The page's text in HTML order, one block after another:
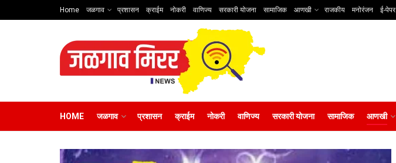
Home जळगाव प्रशासन क्राईम नोकरी वाणिज्य सरकारी योजना सामाजिक आणखी राजकीय मनोरंजन ई-पेपर
HOME जळगाव प्रशासन क्राईम नोकरी वाणिज्य सरकारी योजना सामाजिक आणखी